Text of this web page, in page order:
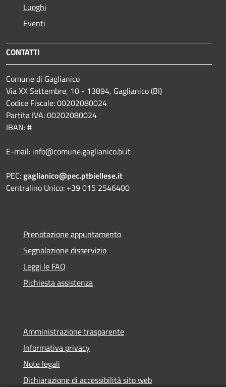
Luoghi
Eventi
CONTATTI
Comune di Gaglianico
Via XX Settembre, 10 - 13894, Gaglianico (BI)
Codice Fiscale: 00202080024
Partita IVA: 00202080024
IBAN: #
E-mail: info@comune.gaglianico.bi.it
PEC:gaglianico@pec.ptbiellese.it
Centralino Unico: +39 015 2546400
Prenotazione appuntamento
Segnalazione disservizio
Leggi le FAQ
Richiesta assistenza
Amministrazione trasparente
Informativa privacy
Note legali
Dichiarazione di accessibilità sito web